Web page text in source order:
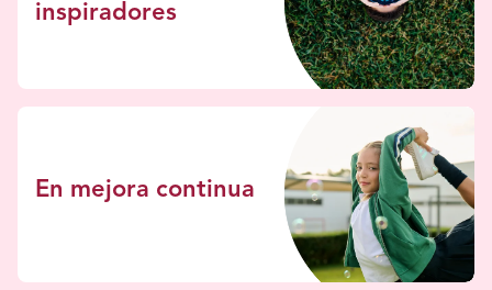
inspiradores
En mejora continua